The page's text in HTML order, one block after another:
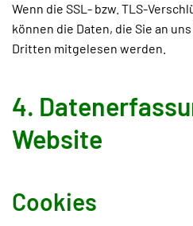
Wenn die SSL- bzw. TLS-
können die Daten, die Sie an
Dritten mitgelesen werden.
4.
Website
Cookies